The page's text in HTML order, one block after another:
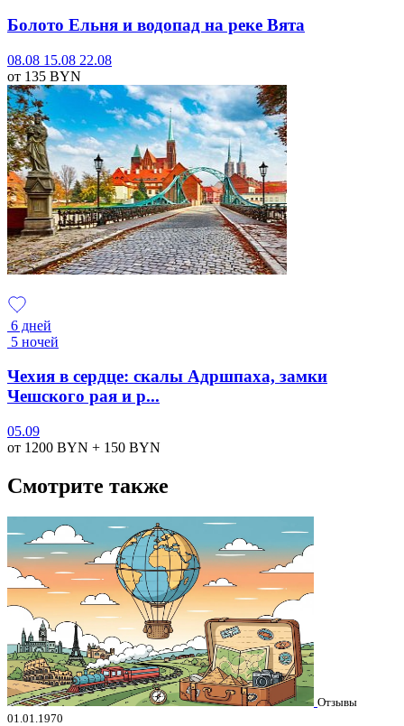
Болото Ельня и водопад на реке Вята
08.08 15.08 22.08
от 135 BYN
6 дней
5 ночей
Чехия в сердце: скалы Адршпаха, замки
Чешского рая и р...
05.09
от 1200 BYN + 150 BYN
Смотрите также
Отзывы
01.01.1970